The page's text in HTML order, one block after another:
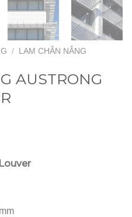
/
LAM CHẮN NẮNG
AUSTRONG